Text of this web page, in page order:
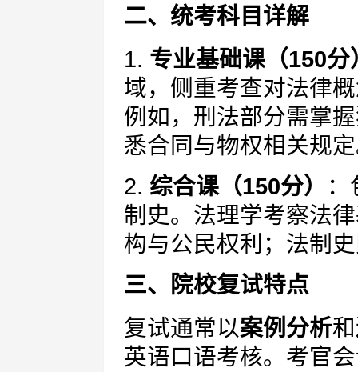
二、统考科目详解
1. 专业基础课（150分
域，侧重考查对法律
例如，刑法部分需掌
悉合同与物权相关规
2. 综合课（150分）
制史。法理学考察法
构与公民权利；法制
三、院校复试特点
复试通常以案例分析和
英语口语考核。考官